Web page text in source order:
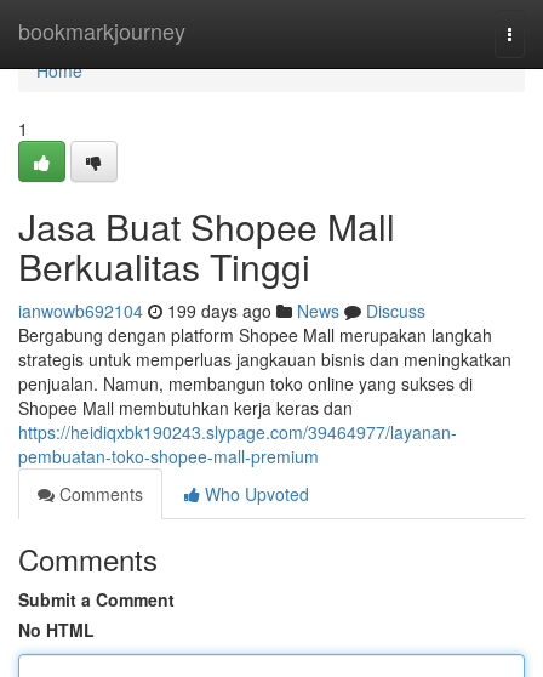
bookmarkjourney
Home
Home
1
Jasa Buat Shopee Mall
Berkualitas Tinggi
ianwowb692104 199 days ago News
Discuss
Bergabung dengan platform Shopee Mall merupakan langkah
strategis untuk memperluas jangkauan bisnis dan meningkatkan
penjualan. Namun, membangun toko online yang sukses di
Shopee Mall membutuhkan kerja keras dan
https://heidiqxbk190243.slypage.com/39464977/layanan-
pembuatan-toko-shopee-mall-premium
Comments
Who Upvoted
Comments
Submit a Comment
No HTML